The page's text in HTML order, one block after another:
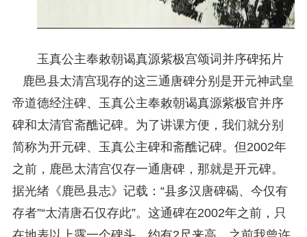
玉真公主奉敕朝谒真源紫极宫颂词并序碑拓片
鹿邑县太清宫现存的这三通唐碑分别是开元神武皇
帝道德经注碑、玉真公主奉敕朝谒真源紫极官并序
碑和太清官斋醮记碑。为了讲课方便，我们就分别
简称为开元碑、玉真公主碑和斋醮记碑。但2002年
之前，鹿邑太清宫仅存一通唐碑，那就是开元碑。
据光绪《鹿邑县志》记载：“县多汉唐碑碣、今仅有
存者”“太清唐石仅存此”。这通碑在2002年之前，只